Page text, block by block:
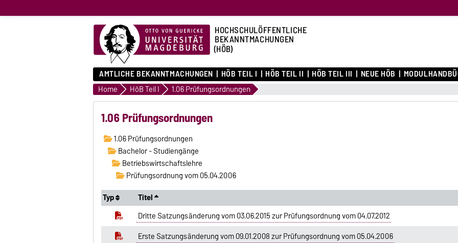
HOCHSCHULÖFFENTLICHE
BEKANNTMACHUNGEN
(HÖB)
AMTLICHE BEKANNTMACHUNGEN HÖB TEIL I HÖB TEIL II HÖB TEIL III NEUE HÖB
Home HöB Teil I 1.06 Prüfungsordnungen
1.06 Prüfungsordnungen
1.06 Prüfungsordnungen
Bachelor - Studiengänge
Betriebswirtschaftslehre
Prüfungsordnung vom 05.04.2006
Typ
Titel
Dritte Satzungsänderung vom 03.06.2015 zur Prüfungsordnung vom 04.07.2012
Erste Satzungsänderung vom 09.01.2008 zur Prüfungsordnung vom 05.04.2006